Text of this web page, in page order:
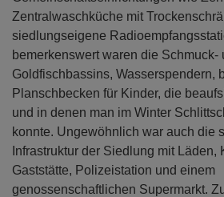
Zentralwaschküche mit
siedlungseigene
bemerkenswert waren die Schmuck-
Goldfischbassins, Wasserspendern,
Planschbecken für Kinder, die
und in denen man im Winter
konnte. Ungewöhnlich war auch die
Infrastruktur der Siedlung mit Läden,
Gaststätte, Polizeistation und einem
genossenschaftlichen Supermarkt.